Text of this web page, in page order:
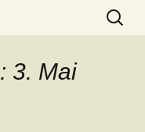
Suchen
nach:
3. Mai